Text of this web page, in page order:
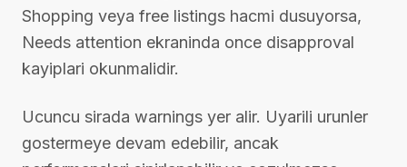
Shopping veya free listings hacmi dusuyorsa,
Needs attention ekraninda once disapproval
kayiplari okunmalidir.
Ucuncu sirada warnings yer alir. Uyarili urunler
gostermeye devam edebilir, ancak